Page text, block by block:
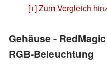
[+] Zum Vergleich
Gehäuse -
RGB-Beleuchtung